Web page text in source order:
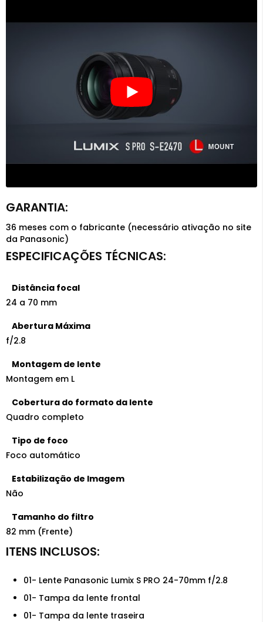
36 meses com o fabricante (necessário ativação no site
da Panasonic)
Distância focal
24 a 70 mm
Abertura Máxima
f/2.8
Montagem de lente
Montagem em L
Cobertura do formato da lente
Quadro completo
Tipo de foco
Foco automático
Estabilização de Imagem
Não
Tamanho do filtro
82 mm (Frente)
01- Lente Panasonic Lumix S PRO 24-70mm f/2.8
01- Tampa da lente frontal
01- Tampa da lente traseira